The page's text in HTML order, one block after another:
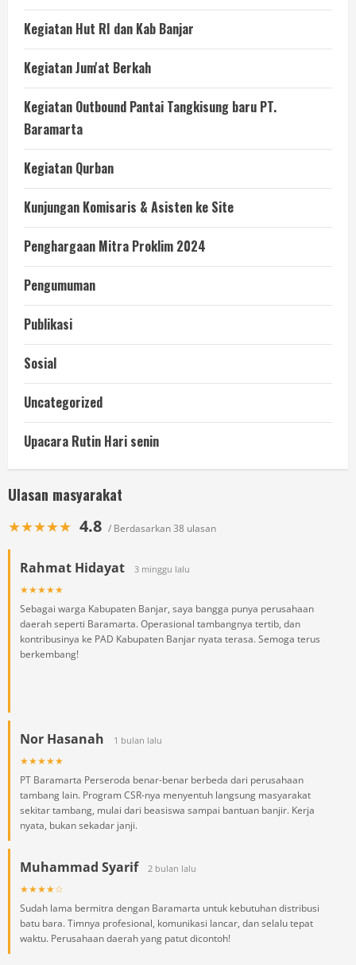
Kegiatan Hut RI dan Kab Banjar
Kegiatan Jum'at Berkah
Kegiatan Outbound Pantai Tangkisung baru PT.
Baramarta
Kegiatan Qurban
Kunjungan Komisaris & Asisten ke Site
Penghargaan Mitra Proklim 2024
Pengumuman
Publikasi
Sosial
Uncategorized
Upacara Rutin Hari senin
Ulasan masyarakat
★★★★★ 4.8 / Berdasarkan 38 ulasan
Rahmat Hidayat 3 minggu lalu
★★★★★
Sebagai warga Kabupaten Banjar, saya bangga punya perusahaan
daerah seperti Baramarta. Operasional tambangnya tertib, dan
kontribusinya ke PAD Kabupaten Banjar nyata terasa. Semoga terus
berkembang!
Nor Hasanah 1 bulan lalu
★★★★★
PT Baramarta Perseroda benar-benar berbeda dari perusahaan
tambang lain. Program CSR-nya menyentuh langsung masyarakat
sekitar tambang, mulai dari beasiswa sampai bantuan banjir. Kerja
nyata, bukan sekadar janji.
Muhammad Syarif 2 bulan lalu
★★★★☆
Sudah lama bermitra dengan Baramarta untuk kebutuhan distribusi
batu bara. Timnya profesional, komunikasi lancar, dan selalu tepat
waktu. Perusahaan daerah yang patut dicontoh!